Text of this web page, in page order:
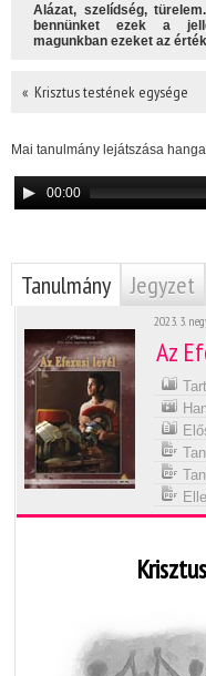
Alázat, szelídség,
bennünket ezek a
magunkban ezeket az
« Krisztus testének egysége
Mai tanulmány lejátszása
00:00
Tanulmány Jegyzet
2023. 3.
Az